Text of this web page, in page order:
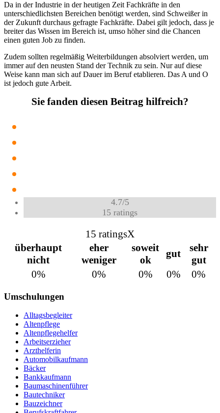
Da in der Industrie in der heutigen Zeit Fachkräfte in den
unterschiedlichsten Bereichen benötigt werden, sind Schweißer in
der Zukunft durchaus gefragte Fachkräfte. Dabei gilt jedoch, dass je
breiter das Wissen im Bereich ist, umso höher sind die Chancen
einen guten Job zu finden.
Zudem sollten regelmäßig Weiterbildungen absolviert werden, um
immer auf den neusten Stand der Technik zu sein. Nur auf diese
Weise kann man sich auf Dauer im Beruf etablieren. Das A und O
ist jedoch gute Arbeit.
Sie fanden diesen Beitrag hilfreich?
4.7/5
15 ratings
15 ratingsX
überhaupt
nicht
eher
weniger
soweit
ok
gut
sehr
gut
0%
0% 0% 0% 0%
Umschulungen
Alltagsbegleiter
Altenpflege
Altenpflegehelfer
Arbeitserzieher
Arzthelferin
Automobilkaufmann
Bäcker
Bankkaufmann
Baumaschinenführer
Bautechniker
Bauzeichner